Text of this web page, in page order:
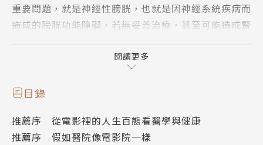
重要問題，就是神經性膀胱，也就是因神經系統疾病而
造成的膀胱功能障礙，若無妥善治療，甚至可能造成腎
．｢阿尾鱸鰻｣中一夜必須起床尿三次的主角老賀，其
實與他有著相同困擾的中老年男性並不少。夜尿問題會
沮喪，甚至憂鬱、工作品質下降等……
閱讀更多
目錄
推薦序 從電影裡的人生百態看醫學與健康
推薦序 假如醫院像電影院一樣